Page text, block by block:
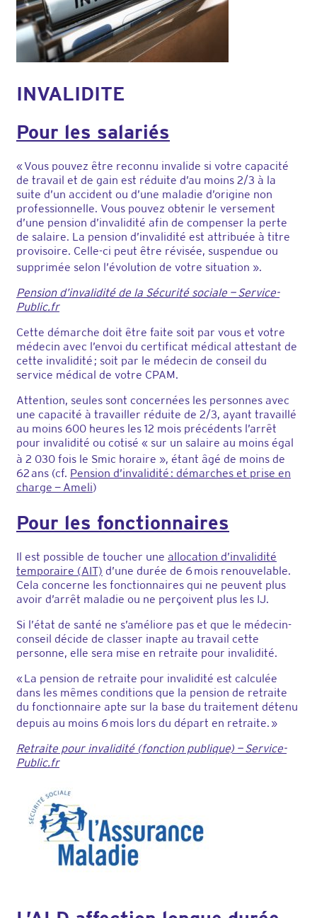
INVALIDITE
Pour les salariés
« Vous pouvez être reconnu invalide si votre capacité
de travail et de gain est réduite d’au moins 2/3 à la
suite d’un accident ou d’une maladie d’origine non
professionnelle. Vous pouvez obtenir le versement
d’une pension d’invalidité afin de compenser la perte
de salaire. La pension d’invalidité est attribuée à titre
provisoire. Celle-ci peut être révisée, suspendue ou
supprimée selon l’évolution de votre situation ».
Pension d’invalidité de la Sécurité sociale — Service-
Public.fr
Cette démarche doit être faite soit par vous et votre
médecin avec l’envoi du certificat médical attestant de
cette invalidité ; soit par le médecin de conseil du
service médical de votre CPAM.
Attention, seules sont concernées les personnes avec
une capacité à travailler réduite de 2/3, ayant travaillé
au moins 600 heures les 12 mois précédents l’arrêt
pour invalidité ou cotisé « sur un salaire au moins égal
à 2 030 fois le Smic horaire », étant âgé de moins de
62 ans (cf. Pension d’invalidité : démarches et prise en
charge — Ameli)
Pour les fonctionnaires
Il est possible de toucher une allocation d’invalidité
temporaire (AIT) d’une durée de 6 mois renouvelable.
Cela concerne les fonctionnaires qui ne peuvent plus
avoir d’arrêt maladie ou ne perçoivent plus les IJ.
Si l’état de santé ne s’améliore pas et que le médecin-
conseil décide de classer inapte au travail cette
personne, elle sera mise en retraite pour invalidité.
« La pension de retraite pour invalidité est calculée
dans les mêmes conditions que la pension de retraite
du fonctionnaire apte sur la base du traitement détenu
depuis au moins 6 mois lors du départ en retraite. »
Retraite pour invalidité (fonction publique) — Service-
Public.fr